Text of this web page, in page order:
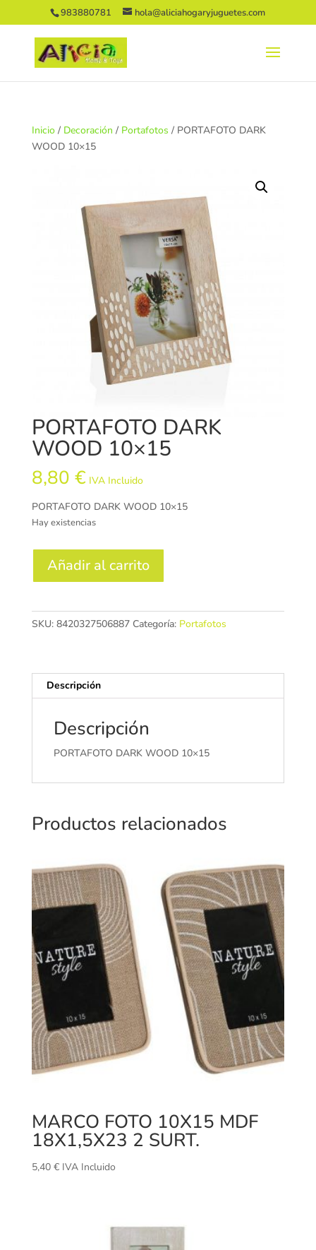
983880781 hola@aliciahogaryjuguetes.com
Inicio/ Decoración / Portafotos / PORTAFOTO DARK
WOOD 10×15
PORTAFOTO DARK
WOOD 10×15
8,80 € IVA Incluido
PORTAFOTO DARK WOOD 10×15
Hay existencias
DARK
cantidad
Añadir al carrito
SKU: 8420327506887 Categoría: Portafotos
Descripción
Descripción
PORTAFOTO DARK WOOD 10×15
Productos relacionados
MARCO FOTO 10X15 MDF
18X1,5X23 2 SURT.
5,40 € IVA Incluido